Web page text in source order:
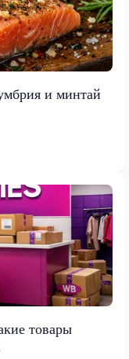
и минтай
товары